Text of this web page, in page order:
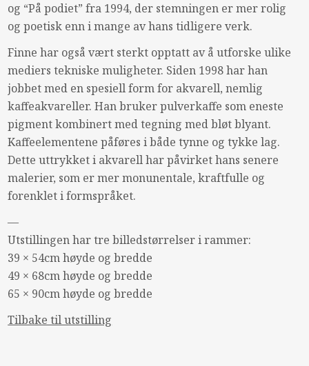
og “På podiet” fra 1994, der stemningen er mer rolig
og poetisk enn i mange av hans tidligere verk.
Finne har også vært sterkt opptatt av å utforske ulike
mediers tekniske muligheter. Siden 1998 har han
jobbet med en spesiell form for akvarell, nemlig
kaffeakvareller. Han bruker pulverkaffe som eneste
pigment kombinert med tegning med bløt blyant.
Kaffeelementene påføres i både tynne og tykke lag.
Dette uttrykket i akvarell har påvirket hans senere
malerier, som er mer monunentale, kraftfulle og
forenklet i formspråket.
—
Utstillingen har tre billedstørrelser i rammer:
39 × 54cm høyde og bredde
49 × 68cm høyde og bredde
65 × 90cm høyde og bredde
Tilbake til utstilling